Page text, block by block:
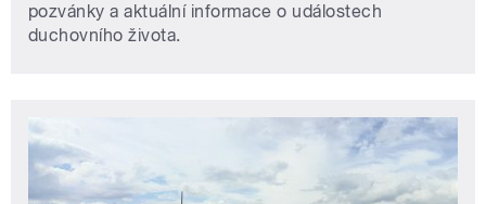
pozvánky a aktuální informace o událostech
duchovního života.